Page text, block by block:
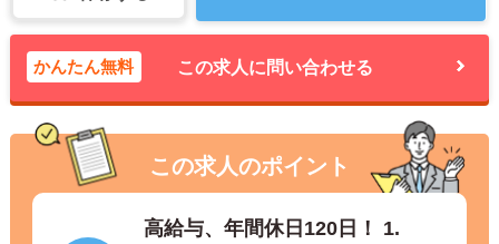
かんたん無料 この求人に問い合わせる
この求人のポイント
高給与、年間休日120日！ 1.